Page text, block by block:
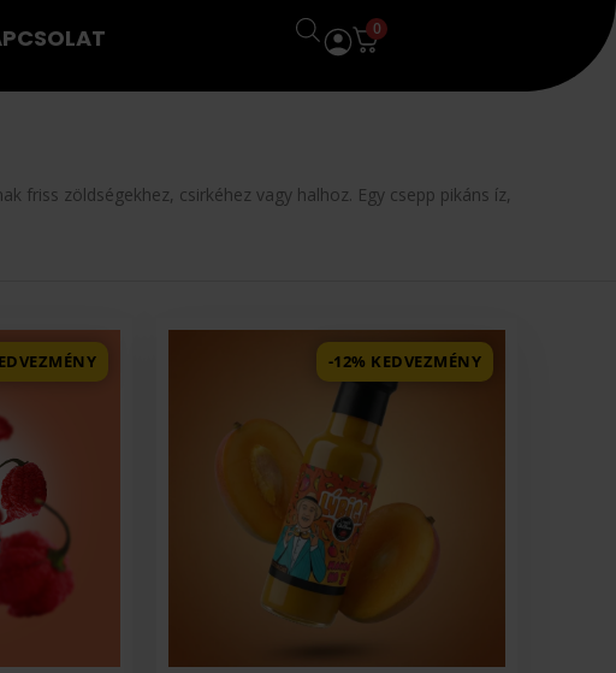
0
friss zöldségekhez, csirkéhez vagy halhoz. Egy csepp pikáns íz,
-12% KEDVEZMÉNY